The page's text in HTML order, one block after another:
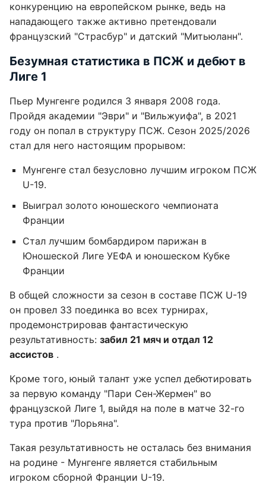
конкуренцию на европейском рынке, ведь на
нападающего также активно претендовали
французский "Страсбур" и датский "Митьюланн".
Безумная статистика в ПСЖ и дебют в
Лиге 1
Пьер Мунгенге родился 3 января 2008 года.
Пройдя академии "Эври" и "Вильжуифа", в 2021
году он попал в структуру ПСЖ. Сезон 2025/2026
стал для него настоящим прорывом:
Мунгенге стал безусловно лучшим игроком ПСЖ
U-19.
Выиграл золото юношеского чемпионата
Франции
Стал лучшим бомбардиром парижан в
Юношеской Лиге УЕФА и юношеском Кубке
Франции
В общей сложности за сезон в составе ПСЖ U-19
он провел 33 поединка во всех турнирах,
продемонстрировав фантастическую
результативность: забил 21 мяч и отдал 12
ассистов .
Кроме того, юный талант уже успел дебютировать
за первую команду "Пари Сен-Жермен" во
французской Лиге 1, выйдя на поле в матче 32-го
тура против "Лорьяна".
Такая результативность не осталась без внимания
на родине - Мунгенге является стабильным
игроком сборной Франции U-19.